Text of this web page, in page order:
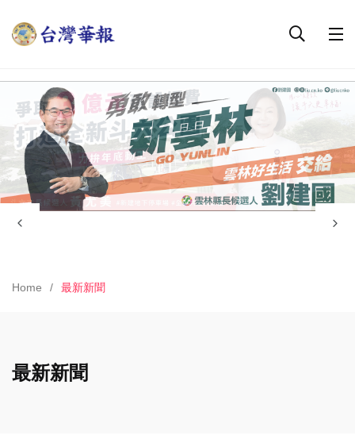
Home 最新新聞
最新新聞